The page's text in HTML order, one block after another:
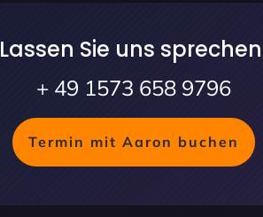
Lassen Sie uns
+ 49 1573 658 9796
Termin mit Aaron buchen